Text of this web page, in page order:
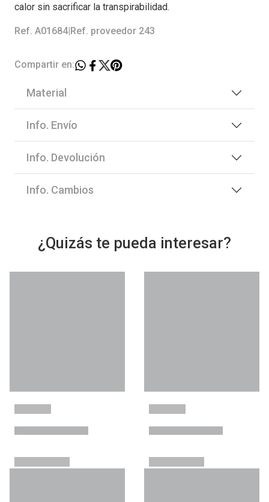
calor sin sacrificar la transpirabilidad.
Ref. A01684| Ref. proveedor 243
Compartir en:
Material
Info. Envío
Info. Devolución
Info. Cambios
¿Quizás te pueda interesar?